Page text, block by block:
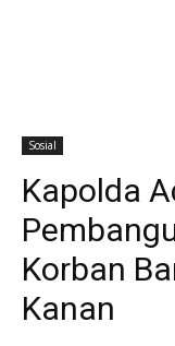
Sosial
Kapolda
Korban
Kanan